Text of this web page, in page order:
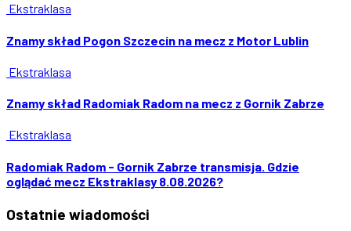
Ekstraklasa
Znamy skład Pogon Szczecin na mecz z Motor Lublin
Ekstraklasa
Znamy skład Radomiak Radom na mecz z Gornik Zabrze
Ekstraklasa
Radomiak Radom - Gornik Zabrze transmisja. Gdzie
oglądać mecz Ekstraklasy 8.08.2026?
Ostatnie wiadomości